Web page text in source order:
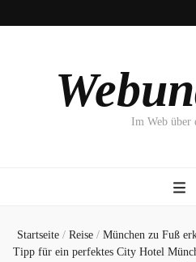
Im Web über
Startseite / Reise / München zu Fuß
Tipp für ein perfektes City Hotel